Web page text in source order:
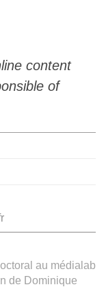
content
of
au médialab
de Dominique